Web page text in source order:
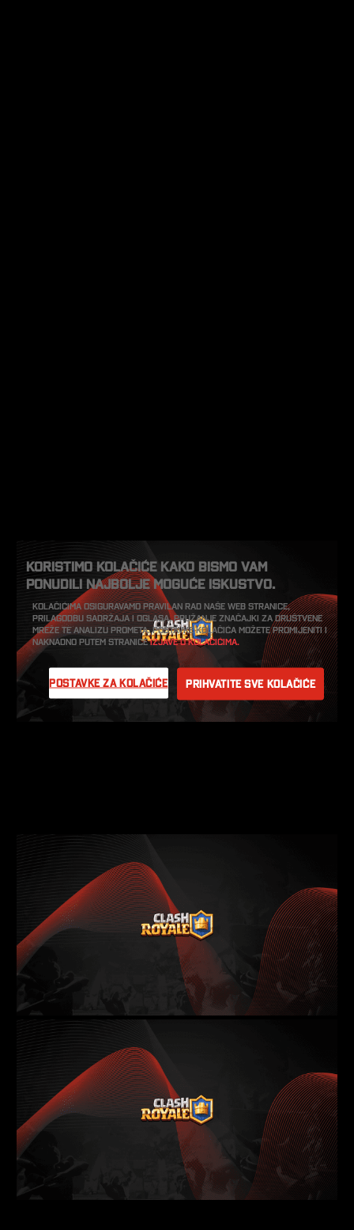
Koristimo kolačiće kako bismo vam
ponudili najbolje moguće iskustvo.
Kolačićima osiguravamo pravilan rad naše web stranice,
prilagodbu sadržaja i oglasa, pružanje značajki za društvene
mreže te analizu prometa. Postavke kolačića možete promijeniti i
naknadno putem straniceIzjave o kolačićima.
Postavke za kolačiće Prihvatite sve kolačiće